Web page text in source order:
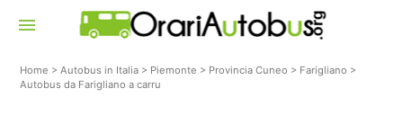
menu
Home >Autobus in Italia > Piemonte > Provincia Cuneo > Farigliano >
Autobus da Farigliano a carru